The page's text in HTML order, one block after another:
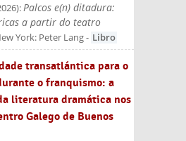
):Palcos e(n) ditadura:
a partir do teatro
York: Peter Lang- Libro
transatlántica para o
o franquismo: a
literatura dramática nos
Galego de Buenos